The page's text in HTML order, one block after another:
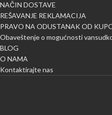
NAČIN DOSTAVE
REŠAVANJE REKLAMACIJA
PRAVO NA ODUSTANAK OD
Obaveštenje o mogućnosti
BLOG
O NAMA
Kontaktirajte nas